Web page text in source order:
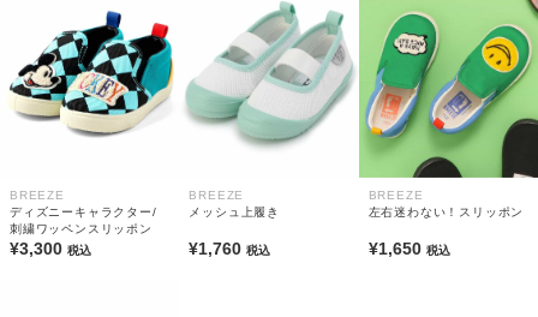
BREEZE
ディズニーキャラクター/
刺繍ワッペンスリッポン
¥3,300 税込
BREEZE
メッシュ上履き
¥1,760税込
BREEZE
左右迷わない！スリッポン
¥1,650 税込